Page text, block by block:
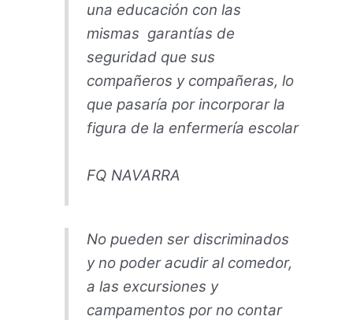
una educación con las
mismas garantías de
seguridad que sus
compañeros y compañeras, lo
que pasaría por incorporar la
figura de la enfermería escolar
FQ NAVARRA
No pueden ser discriminados
y no poder acudir al comedor,
a las excursiones y
campamentos por no contar